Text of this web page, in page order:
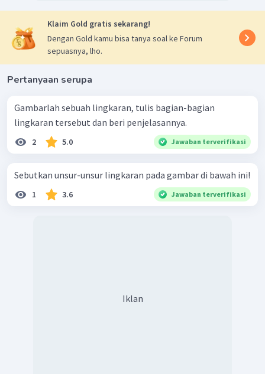
Klaim Gold gratis sekarang!
Dengan Gold kamu bisa tanya soal ke Forum
sepuasnya, lho.
Pertanyaan serupa
Gambarlah sebuah lingkaran, tulis bagian-bagian
lingkaran tersebut dan beri penjelasannya.
2 5.0 Jawaban terverifikasi
Sebutkan unsur-unsur lingkaran pada gambar di bawah ini!
1 3.6 Jawaban terverifikasi
Iklan